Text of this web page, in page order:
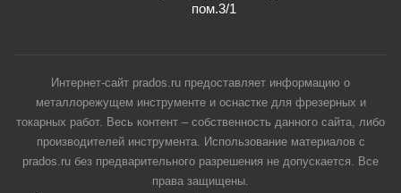
пом.3/1
Интернет-сайт prados.ru предоставляет информацию о
металлорежущем инструменте и оснастке для фрезерных и
токарных работ. Весь контент – собственность данного сайта, либо
производителей инструмента. Использование материалов с
prados.ru без предварительного разрешения не допускается. Все
права защищены.